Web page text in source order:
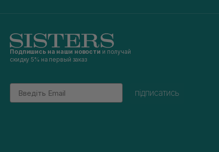
Подпишись на наши новости и получай
скидку 5% на первый заказ
Email
підписатись